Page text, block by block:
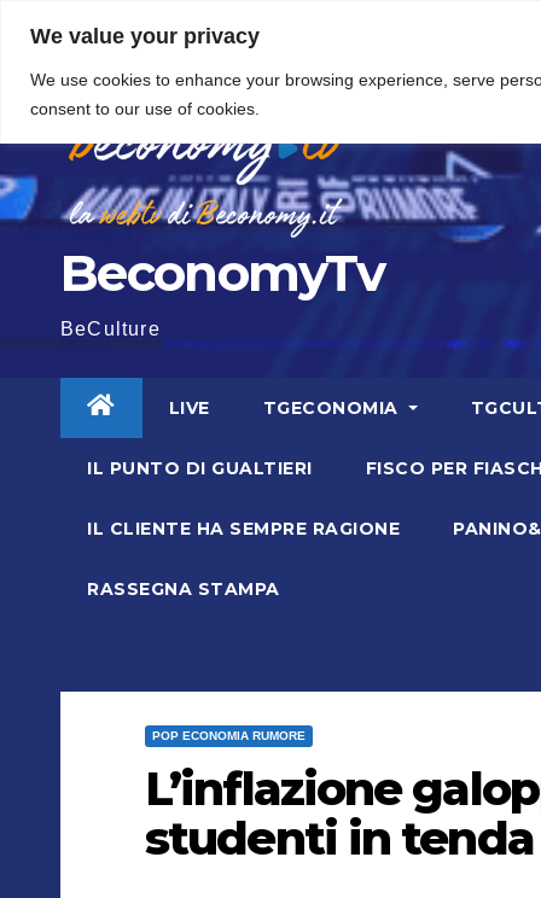
We value your privacy
We use cookies to enhance your browsing experience, serve
consent to our use of cookies.
contenuto
5 Agosto 2026 20:26
BeconomyTv
BeCulture
LIVE TGECONOMIA
IL PUNTO DI GUALTIERI FISCO PER
IL CLIENTE HA SEMPRE RAGIONE
RASSEGNA STAMPA
POP ECONOMIA RUMORE
L’inflazione
studenti in